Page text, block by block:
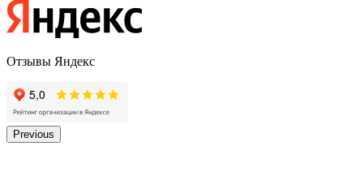
Отзывы Яндекс
Previous